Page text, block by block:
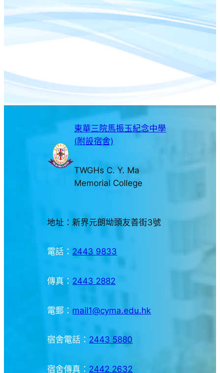
東華三院馬振玉紀念中學
(附設宿舍)
TWGHs C. Y. Ma
Memorial College
地址：新界元朗坳頭友善街3號
電話： 2443 9833
傳真： 2443 2882
電郵： mail1@cyma.edu.hk
宿舍電話： 2443 5880
宿舍傳真： 2442 2632